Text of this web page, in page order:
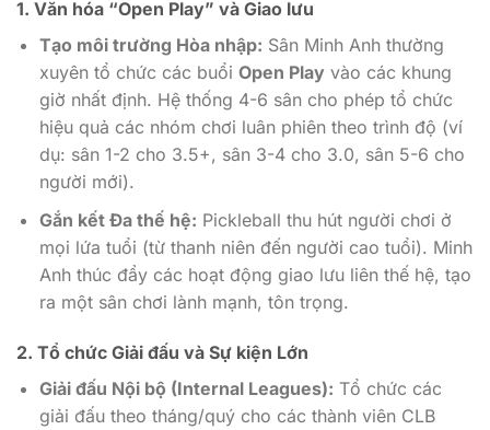
1. Văn hóa “Open Play” và Giao lưu
Tạo môi trường Hòa nhập: Sân Minh Anh thường
xuyên tổ chức các buổi Open Playvào các khung
giờ nhất định. Hệ thống 4-6 sân cho phép tổ chức
hiệu quả các nhóm chơi luân phiên theo trình độ (ví
dụ: sân 1-2 cho 3.5+, sân 3-4 cho 3.0, sân 5-6 cho
người mới).
Gắn kết Đa thế hệ: Pickleball thu hút người chơi ở
mọi lứa tuổi (từ thanh niên đến người cao tuổi). Minh
Anh thúc đẩy các hoạt động giao lưu liên thế hệ, tạo
ra một sân chơi lành mạnh, tôn trọng.
2. Tổ chức Giải đấu và Sự kiện Lớn
Giải đấu Nội bộ (Internal Leagues): Tổ chức các
giải đấu theo tháng/quý cho các thành viên CLB